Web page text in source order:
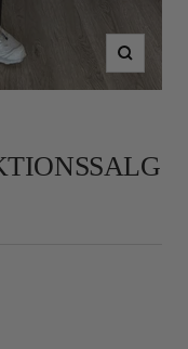
Zoom